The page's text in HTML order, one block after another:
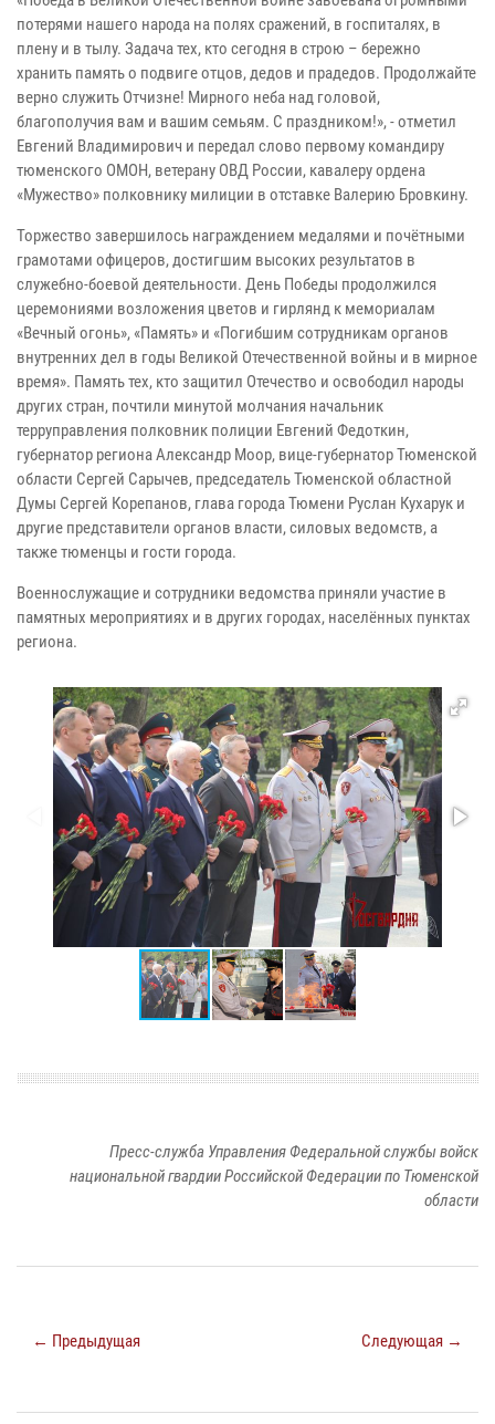
потерями нашего народа на полях сражений, в госпиталях, в
плену и в тылу. Задача тех, кто сегодня в строю – бережно
хранить память о подвиге отцов, дедов и прадедов. Продолжайте
верно служить Отчизне! Мирного неба над головой,
благополучия вам и вашим семьям. С праздником!», - отметил
Евгений Владимирович и передал слово первому командиру
тюменского ОМОН, ветерану ОВД России, кавалеру ордена
«Мужество» полковнику милиции в отставке Валерию Бровкину.
Торжество завершилось награждением медалями и почётными
грамотами офицеров, достигшим высоких результатов в
служебно-боевой деятельности. День Победы продолжился
церемониями возложения цветов и гирлянд к мемориалам
«Вечный огонь», «Память» и «Погибшим сотрудникам органов
внутренних дел в годы Великой Отечественной войны и в мирное
время». Память тех, кто защитил Отечество и освободил народы
других стран, почтили минутой молчания начальник
терруправления полковник полиции Евгений Федоткин,
губернатор региона Александр Моор, вице-губернатор Тюменской
области Сергей Сарычев, председатель Тюменской областной
Думы Сергей Корепанов, глава города Тюмени Руслан Кухарук и
другие представители органов власти, силовых ведомств, а
также тюменцы и гости города.
Военнослужащие и сотрудники ведомства приняли участие в
памятных мероприятиях и в других городах, населённых пунктах
региона.
Пресс-служба Управления Федеральной службы войск
национальной гвардии Российской Федерации по Тюменской
области
← Предыдущая Следующая →